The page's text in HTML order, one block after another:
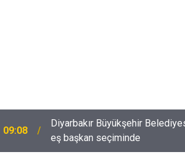
08:47
Doğu'nun Saklı cenneti; Iğdır'ın
Gökkuşağı Tepeleri